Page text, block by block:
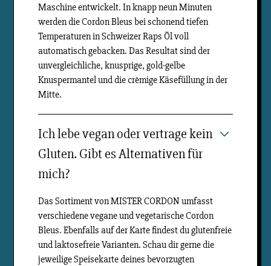
Maschine entwickelt. In knapp neun Minuten
werden die Cordon Bleus bei schonend tiefen
Temperaturen in Schweizer Raps Öl voll
automatisch gebacken. Das Resultat sind der
unvergleichliche, knusprige, gold-gelbe
Knuspermantel und die crèmige Käsefüllung in der
Mitte.
Ich lebe vegan oder vertrage kein
Gluten. Gibt es Alternativen für
mich?
Das Sortiment von MISTER CORDON umfasst
verschiedene vegane und vegetarische Cordon
Bleus. Ebenfalls auf der Karte findest du glutenfreie
und laktosefreie Varianten. Schau dir gerne die
jeweilige Speisekarte deines bevorzugten